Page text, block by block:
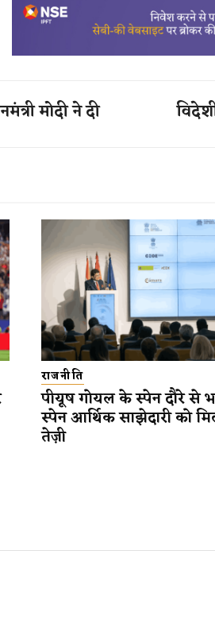
मोदी ने दी
राजनीति
पीयूष गोयल के स्पेन दौरे से
स्पेन आर्थिक साझेदारी को
तेज़ी